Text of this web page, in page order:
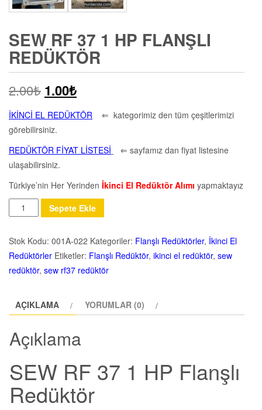
SEW RF 37 1 HP FLANŞLI
REDÜKTÖR
2.00₺ 1.00₺
İKİNCİ EL REDÜKTÖR ⇐ kategorimiz den tüm çeşitlerimizi
görebilirsiniz.
REDÜKTÖR FİYAT LİSTESİ
⇐ sayfamız dan fiyat listesine
ulaşabilirsiniz.
Türkiye’nin Her Yerinden İkinci El Redüktör Alımı yapmaktayız
Miktar
Sepete Ekle
Stok Kodu: 001A-022 Kategoriler: Flanşlı Redüktörler, İkinci El
Redüktörler Etiketler: Flanşlı Redüktör, ikinci el redüktör, sew
redüktör, sew rf37 redüktör
AÇIKLAMA YORUMLAR (0)
Açıklama
SEW RF 37 1 HP Flanşlı
Redüktör